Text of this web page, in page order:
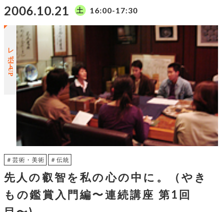
2006.10.21 土 16:00-17:30
レポートUP
＃芸術・美術 ＃伝統
先人の叡智を私の心の中に。（やき
もの鑑賞入門編〜連続講座 第1回